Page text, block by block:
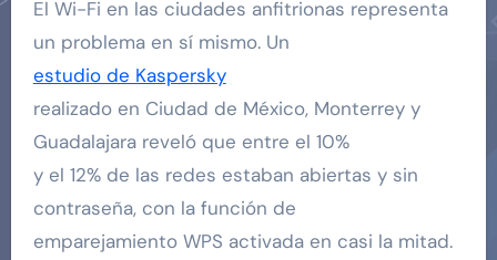
El Wi-Fi en las ciudades anfitrionas representa
un problema en sí mismo. Un
estudio de Kaspersky
realizado en Ciudad de México, Monterrey y
Guadalajara reveló que entre el 10%
y el 12% de las redes estaban abiertas y sin
contraseña, con la función de
emparejamiento WPS activada en casi la mitad.